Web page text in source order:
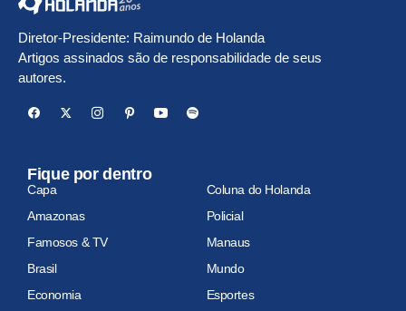
Diretor-Presidente: Raimundo de Holanda
Artigos assinados são de responsabilidade de seus
autores.
Fique por dentro
Capa
Coluna do Holanda
Amazonas
Policial
Famosos & TV
Manaus
Brasil
Mundo
Economia
Esportes